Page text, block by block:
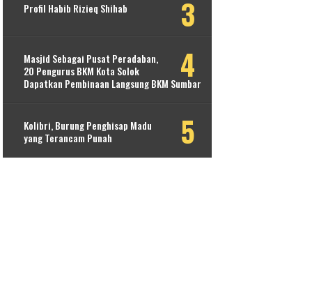
Profil Habib Rizieq Shihab
Masjid Sebagai Pusat Peradaban,
20 Pengurus BKM Kota Solok
Dapatkan Pembinaan Langsung BKM Sumbar
Kolibri, Burung Penghisap Madu
yang Terancam Punah